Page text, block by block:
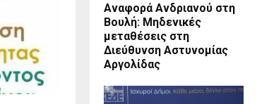
Αναφορά Ανδριανού στη
Βουλή: Μηδενικές
μεταθέσεις στη
Διεύθυνση Αστυνομίας
Αργολίδας